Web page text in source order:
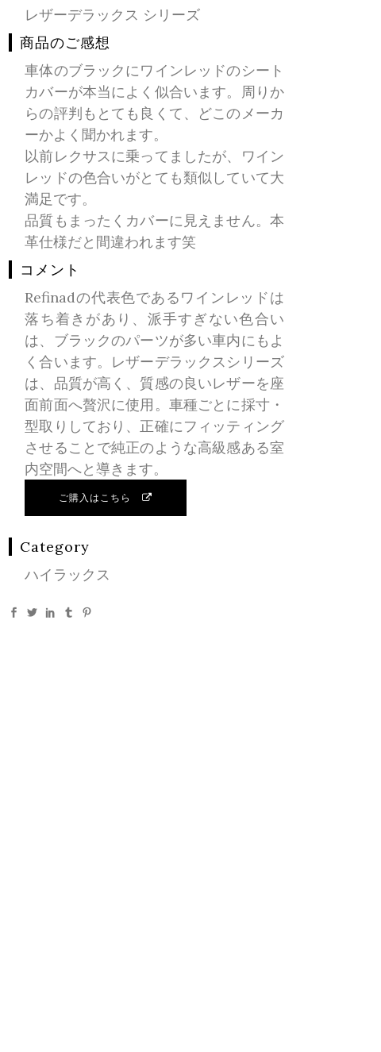
レザーデラックス シリーズ
商品のご感想
車体のブラックにワインレッドのシート
カバーが本当によく似合います。周りか
らの評判もとても良くて、どこのメーカ
ーかよく聞かれます。
以前レクサスに乗ってましたが、ワイン
レッドの色合いがとても類似していて大
満足です。
品質もまったくカバーに見えません。本
革仕様だと間違われます笑
コメント
Refinadの代表色であるワインレッドは
落ち着きがあり、派手すぎない色合い
は、ブラックのパーツが多い車内にもよ
く合います。レザーデラックスシリーズ
は、品質が高く、質感の良いレザーを座
面前面へ贅沢に使用。車種ごとに採寸・
型取りしており、正確にフィッティング
させることで純正のような高級感ある室
内空間へと導きます。
ご購入はこちら
Category
ハイラックス